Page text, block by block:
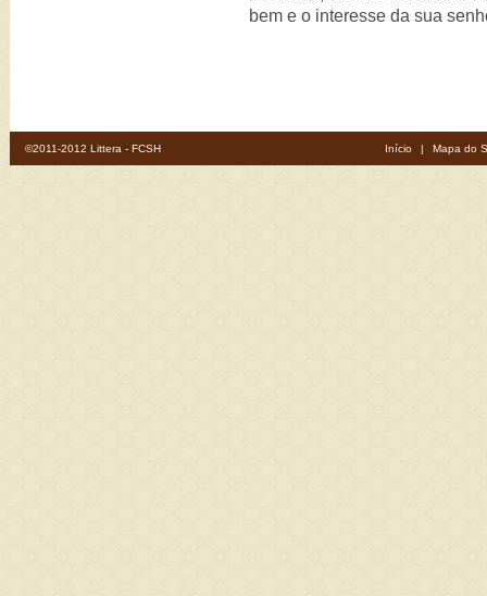
bem e o interesse da sua
©2011-2012 Littera - FCSH Início | Mapa do